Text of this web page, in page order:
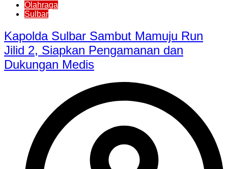
Olahraga
Sulbar
Kapolda Sulbar Sambut Mamuju Run
Jilid 2, Siapkan Pengamanan dan
Dukungan Medis